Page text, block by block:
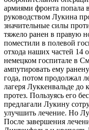
армиями фронта попала
руководством Лукина
значительные силы
тяжело ранен в правую
поместили в полевой
отхода наших частей 14
немецком госпитале в
ампутировать ему
года, потом продолжал
лагеря Луккенвальде до
протез. Пользуясь его
предлагали Лукину
улучшить лечение. Но
После завершения